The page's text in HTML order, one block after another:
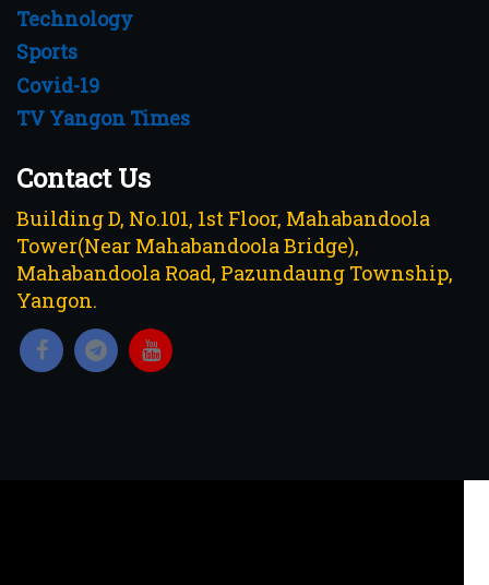
Technology
Sports
Covid-19
TV Yangon Times
Contact Us
Building D, No.101, 1st Floor, Mahabandoola
Tower(Near Mahabandoola Bridge),
Mahabandoola Road, Pazundaung Township,
Yangon.